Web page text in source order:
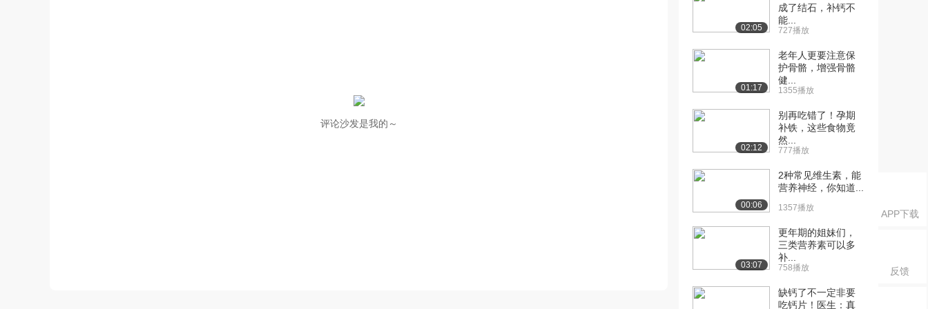
APP下载
反馈
评论沙发是我的～
02:05
成了结石，补钙不
能...
727播放
01:17
老年人更要注意保
护骨骼，增强骨骼
健...
1355播放
02:12
别再吃错了！孕期
补铁，这些食物竟
然...
777播放
00:06
2种常见维生素，能
营养神经，你知道...
1357播放
03:07
更年期的姐妹们，
三类营养素可以多
补...
758播放
缺钙了不一定非要
吃钙片！医生：真